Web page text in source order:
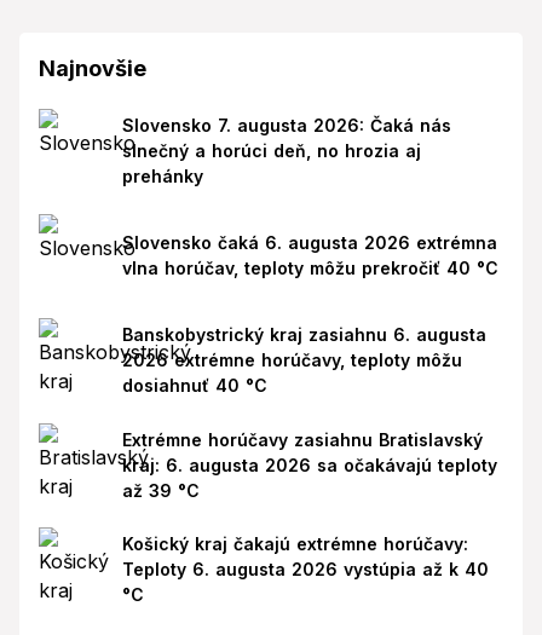
Najnovšie
Slovensko 7. augusta 2026: Čaká nás
slnečný a horúci deň, no hrozia aj
prehánky
Slovensko čaká 6. augusta 2026 extrémna
vlna horúčav, teploty môžu prekročiť 40 °C
Banskobystrický kraj zasiahnu 6. augusta
2026 extrémne horúčavy, teploty môžu
dosiahnuť 40 °C
Extrémne horúčavy zasiahnu Bratislavský
kraj: 6. augusta 2026 sa očakávajú teploty
až 39 °C
Košický kraj čakajú extrémne horúčavy:
Teploty 6. augusta 2026 vystúpia až k 40
°C